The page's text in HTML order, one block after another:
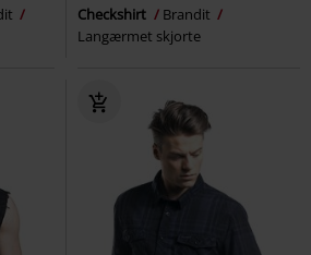
Checkshirt
Brandit
Langærmet skjorte